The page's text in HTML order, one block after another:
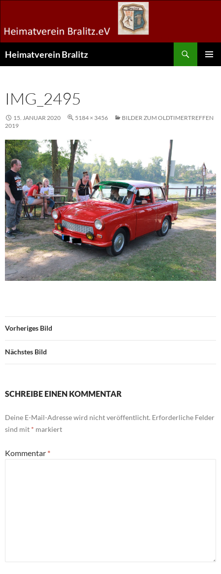
springen
Heimatverein Bralitz
IMG_2495
15. JANUAR 2020 5184 × 3456
BILDER ZUM OLDTIMERTREFFEN
2019
Vorheriges Bild
Nächstes Bild
SCHREIBE EINEN KOMMENTAR
Deine E-Mail-Adresse wird nicht veröffentlicht. Erforderliche Felder
sind mit * markiert
Kommentar *